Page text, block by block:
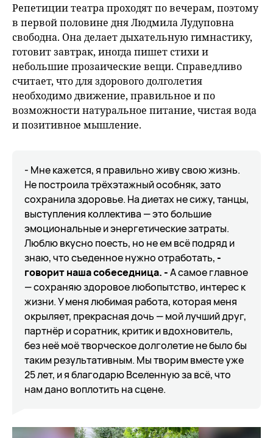
Репетиции театра проходят по вечерам, поэтому
в первой половине дня Людмила Лудуповна
свободна. Она делает дыхательную гимнастику,
готовит завтрак, иногда пишет стихи и
небольшие прозаические вещи. Справедливо
считает, что для здорового долголетия
необходимо движение, правильное и по
возможности натуральное питание, чистая вода
и позитивное мышление.
- Мне кажется, я правильно живу свою жизнь.
Не построила трёхэтажный особняк, зато
сохранила здоровье. На диетах не сижу, танцы,
выступления коллектива — это большие
эмоциональные и энергетические затраты.
Люблю вкусно поесть, но не ем всё подряд и
знаю, что съеденное нужно отработать, -
говорит наша собеседница. -А самое главное
— сохраняю здоровое любопытство, интерес к
жизни. У меня любимая работа, которая меня
окрыляет, прекрасная дочь — мой лучший друг,
партнёр и соратник, критик и вдохновитель,
без неё моё творческое долголетие не было бы
таким результативным. Мы творим вместе уже
25 лет, и я благодарю Вселенную за всё, что
нам дано воплотить на сцене.